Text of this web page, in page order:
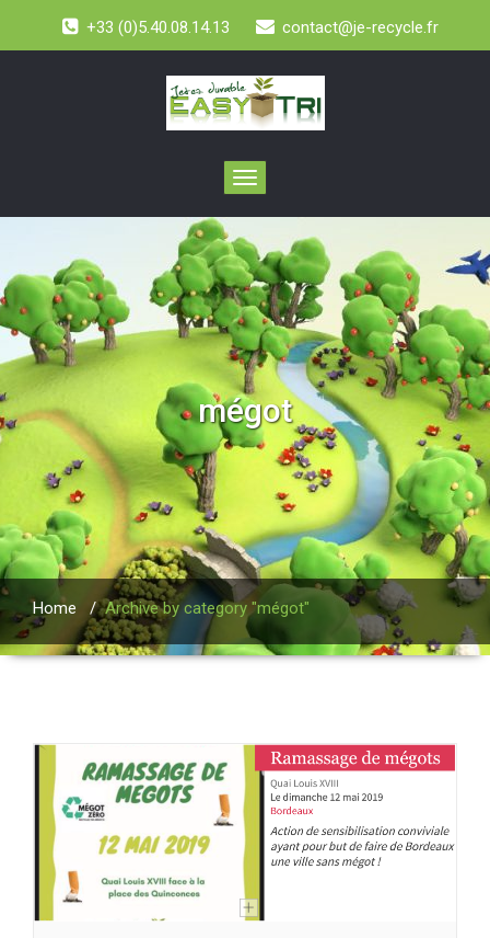
+33 (0)5.40.08.14.13 contact@je-recycle.fr
Toggle
navigation
mégot
Home /Archive by category "mégot"